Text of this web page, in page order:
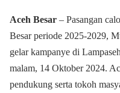
Aceh Besar – Pasangan
Besar periode 2025-2029,
gelar kampanye di
malam, 14 Oktober 2024.
pendukung serta tokoh